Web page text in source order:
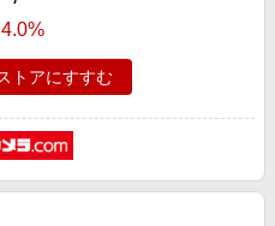
4.0%
トアにすすむ